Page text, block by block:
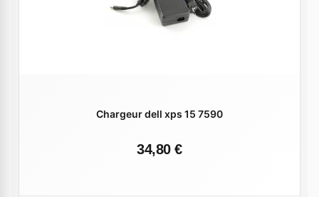
Chargeur dell xps 15 7590
34,80 €